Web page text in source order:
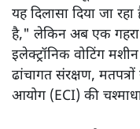
विवाद और ADR के
पर सवाल खड़े होते हैं।